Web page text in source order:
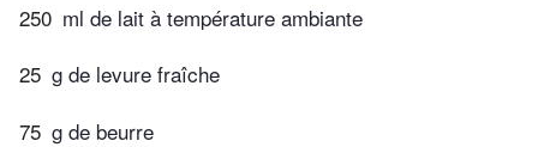
250 ml de lait à température ambiante
25 g de levure fraîche
75 g de beurre